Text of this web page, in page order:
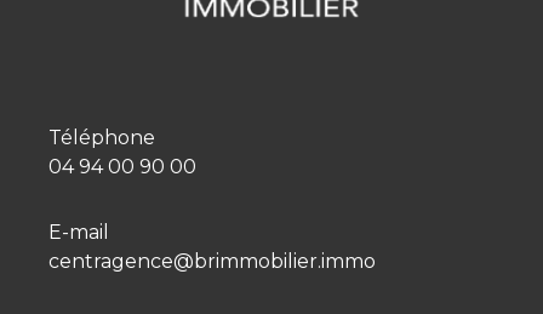
Téléphone
04 94 00 90 00
E-mail
centragence@brimmobilier.immo